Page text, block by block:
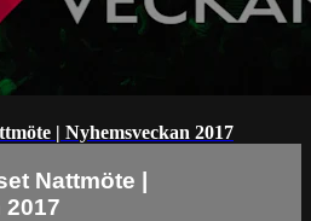
| Nyhemsveckan 2017
Nattmöte |